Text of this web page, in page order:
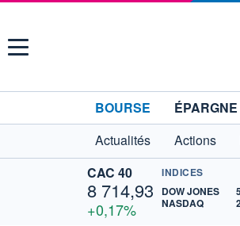
Menu
BOURSE ÉPARGNE
Actualités
Actions
CAC 40
8 714,93
+0,17%
INDICES
DOW JONES
NASDAQ